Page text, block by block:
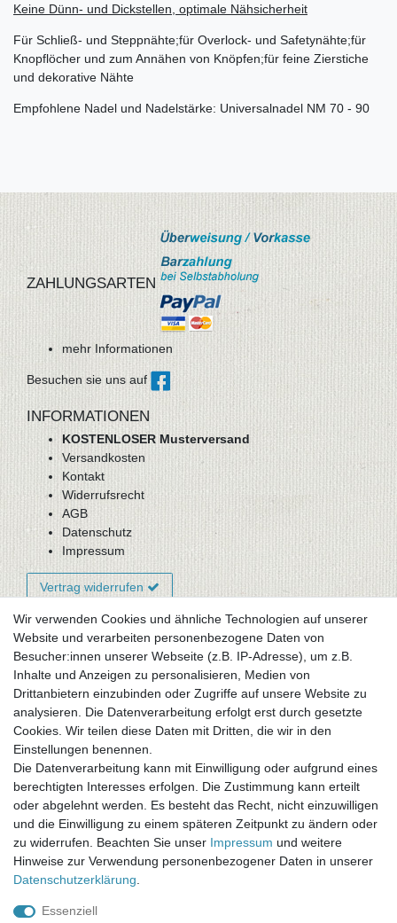
Keine Dünn- und Dickstellen, optimale Nähsicherheit
Für Schließ- und Steppnähte;für Overlock- und Safetynähte;für
Knopflöcher und zum Annähen von Knöpfen;für feine Zierstiche
und dekorative Nähte
Empfohlene Nadel und Nadelstärke: Universalnadel NM 70 - 90
ZAHLUNGSARTEN
mehr Informationen
Besuchen sie uns auf
INFORMATIONEN
KOSTENLOSER Musterversand
Versandkosten
Kontakt
Widerrufsrecht
AGB
Datenschutz
Impressum
Vertrag widerrufen
Newsletter-Anmeldung
FAQ / Fragen
Mein Warenkorb
Mein Merkzettel
Mein Konto
UNSER LADENGESCHÄFT
Gottlieb-Daimler-Str. 10
33334 Gütersloh
ÖFFNUNGSZEITEN
Montag - Dienstag: 8.00 - 18.00 Uhr, Mittwoch Ruhetag,
Donnerstag: 8.00 - 18.00 Uhr, Freitag 8.00 - 14.00 Uhr
Wir verwenden Cookies und ähnliche Technologien auf unserer
Website und verarbeiten personenbezogene Daten von
Besucher:innen unserer Webseite (z.B. IP-Adresse), um z.B.
Inhalte und Anzeigen zu personalisieren, Medien von
Drittanbietern einzubinden oder Zugriffe auf unsere Website zu
analysieren. Die Datenverarbeitung erfolgt erst durch gesetzte
Cookies. Wir teilen diese Daten mit Dritten, die wir in den
Einstellungen benennen.
Die Datenverarbeitung kann mit Einwilligung oder aufgrund eines
berechtigten Interesses erfolgen. Die Zustimmung kann erteilt
oder abgelehnt werden. Es besteht das Recht, nicht einzuwilligen
und die Einwilligung zu einem späteren Zeitpunkt zu ändern oder
zu widerrufen. Beachten Sie unser Impressum und weitere
Hinweise zur Verwendung personenbezogener Daten in unserer
Daten­schutz­erklärung
Essenziell